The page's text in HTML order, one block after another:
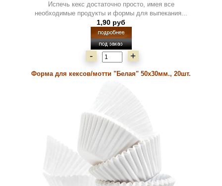
Испечь кекс достаточно просто, имея все
необходимые продукты и формы для выпекания...
1,90 руб
- +
Форма для кексов/мотти "Белая" 50х30мм., 20шт.